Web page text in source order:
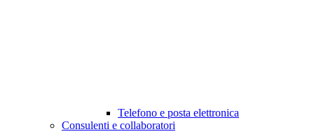
Telefono e posta elettronica
Consulenti e collaboratori